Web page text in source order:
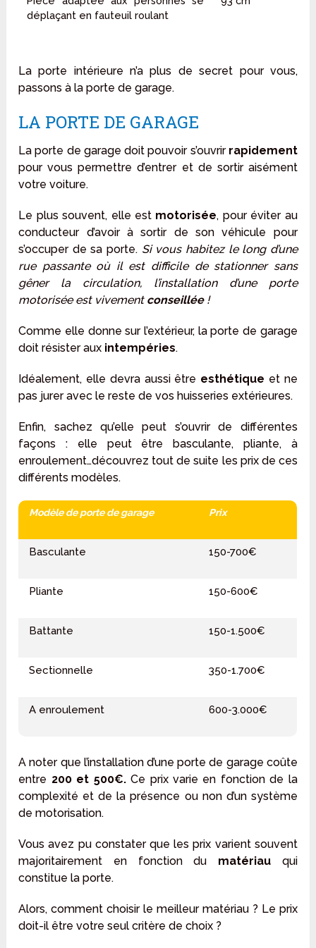
déplaçant en fauteuil roulant
La porte intérieure n’a plus de secret pour vous,
passons à la porte de garage.
LA PORTE DE GARAGE
La porte de garage doit pouvoir s’ouvrir rapidement
pour vous permettre d’entrer et de sortir aisément
votre voiture.
Le plus souvent, elle est motorisée, pour éviter au
conducteur d’avoir à sortir de son véhicule pour
s’occuper de sa porte. Si vous habitez le long d’une
rue passante où il est difficile de stationner sans
gêner la circulation, l’installation d’une porte
motorisée est vivement conseillée!
Comme elle donne sur l’extérieur, la porte de garage
doit résister aux intempéries.
Idéalement, elle devra aussi être esthétique et ne
pas jurer avec le reste de vos huisseries extérieures.
Enfin, sachez qu’elle peut s’ouvrir de différentes
façons : elle peut être basculante, pliante, à
enroulement…découvrez tout de suite les prix de ces
différents modèles.
Modèle de porte de garage Prix
Basculante 150-700€
Pliante 150-600€
Battante 150-1.500€
Sectionnelle 350-1.700€
A enroulement 600-3.000€
A noter que l’installation d’une porte de garage coûte
entre 200 et 500€.Ce prix varie en fonction de la
complexité et de la présence ou non d’un système
de motorisation.
Vous avez pu constater que les prix varient souvent
majoritairement en fonction du matériau qui
constitue la porte.
Alors, comment choisir le meilleur matériau ? Le prix
doit-il être votre seul critère de choix ?